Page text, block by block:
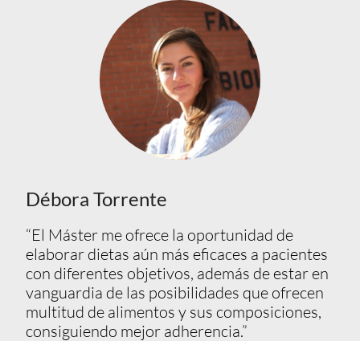
Débora Torrente
“El Máster me ofrece la oportunidad de
elaborar dietas aún más eficaces a pacientes
con diferentes objetivos, además de estar en
vanguardia de las posibilidades que ofrecen
multitud de alimentos y sus composiciones,
consiguiendo mejor adherencia.”